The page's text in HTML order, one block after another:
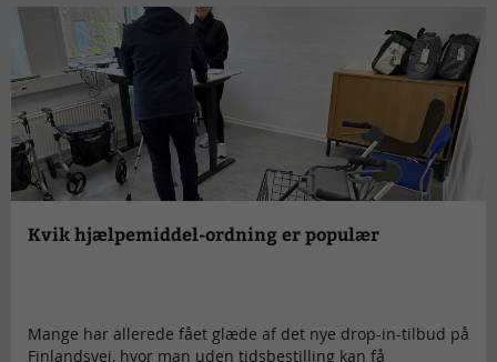
Kvik hjælpemiddel-ordning er populær
Mange har allerede fået glæde af det nye drop-in-tilbud på
Finlandsvej, hvor man uden tidsbestilling kan få